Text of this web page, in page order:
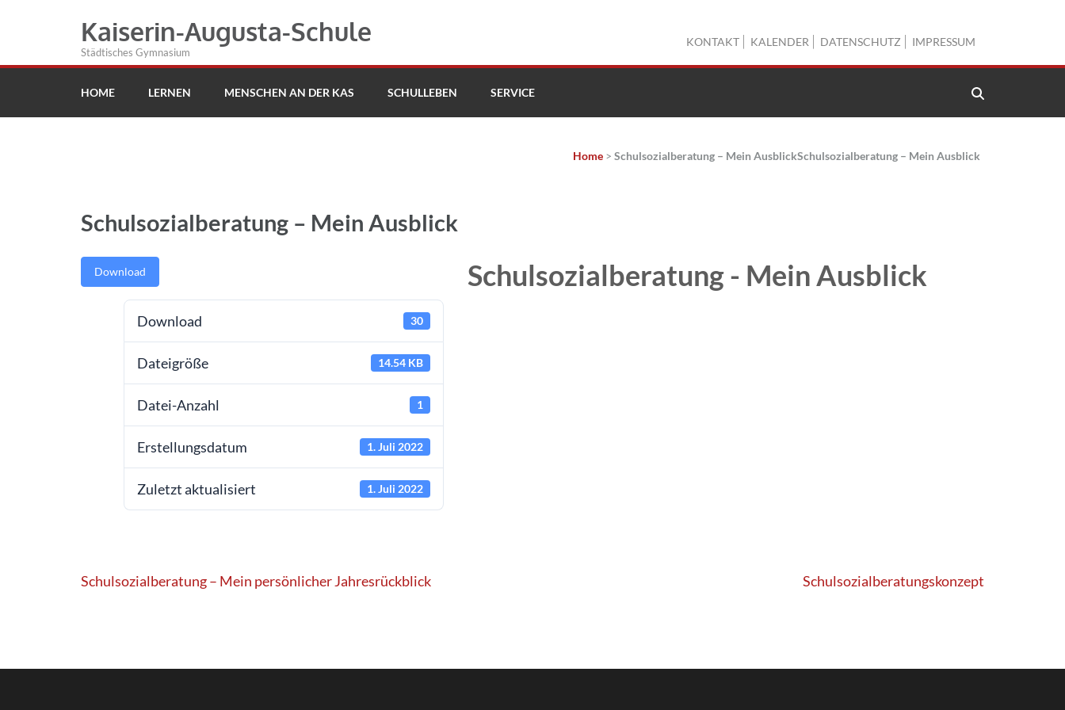
Kaiserin-Augusta-Schule
Städtisches Gymnasium
KONTAKT KALENDER DATENSCHUTZ IMPRESSUM
HOME LERNEN MENSCHEN AN DER KAS SCHULLEBEN SERVICE
Home > Schulsozialberatung – Mein AusblickSchulsozialberatung – Mein Ausblick
Schulsozialberatung – Mein Ausblick
Download
Download 30
Dateigröße 14.54 KB
Datei-Anzahl 1
Erstellungsdatum 1. Juli 2022
Zuletzt aktualisiert 1. Juli 2022
Schulsozialberatung - Mein Ausblick
Beitragsnavigation
Schulsozialberatung – Mein persönlicher Jahresrückblick Schulsozialberatungskonzept